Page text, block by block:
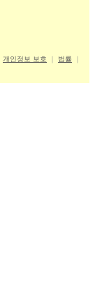
개인정보 보호 법률